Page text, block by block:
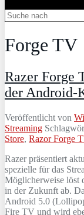
Forge TV
Razer Forge
der Android-
Veröffentlicht von
Streaming
Store, Razor Forge
Razer präsentiert
spezielle für das
Möglicherweise löst
in der Zukunft ab.
Android 5.0
Fire TV und wird